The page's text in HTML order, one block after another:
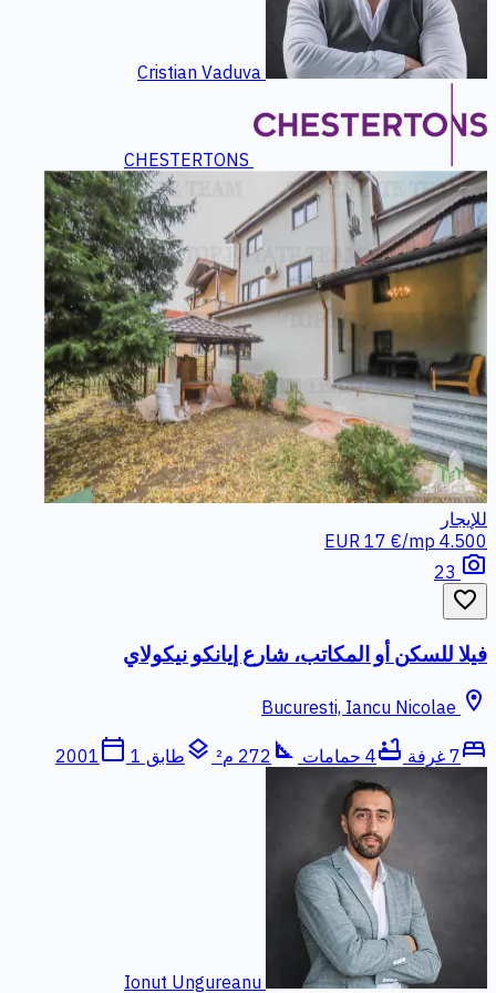
Cristian Vaduva
CHESTERTONS
للإيجار
4.500 EUR
17 €/mp
photo_camera
favorite_border
فيلا للسكن أو المكاتب، شارع إيانكو نيكولاي
location_on
bed7 غرفة bathtub4 حمامات square_foot 272 م² layers طابق 1 calendar_today
2001
Ionut Ungureanu